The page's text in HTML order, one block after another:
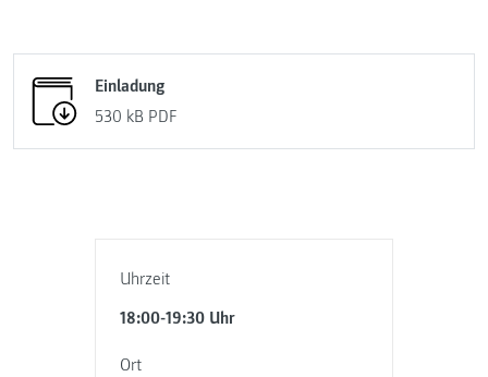
Uhrzeit
18:00-19:30 Uhr
Ort
Einladung
530 kB PDF